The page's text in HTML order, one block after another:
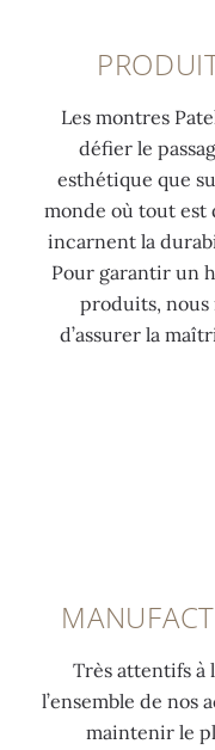
Les montres
défier le
esthétique que
monde où tout est
incarnent la
Pour garantir un
produits,
d’assurer la
Très attentifs à
l’ensemble de nos
maintenir le